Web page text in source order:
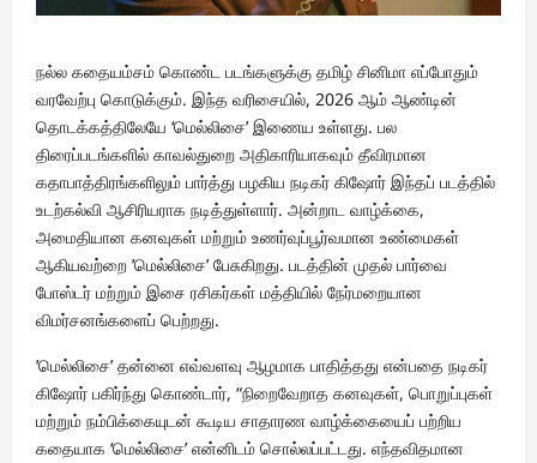
நல்ல கதையம்சம் கொண்ட படங்களுக்கு தமிழ் சினிமா எப்போதும்
வரவேற்பு கொடுக்கும். இந்த வரிசையில், 2026 ஆம் ஆண்டின்
தொடக்கத்திலேயே ‘மெல்லிசை’ இணைய உள்ளது. பல
திரைப்படங்களில் காவல்துறை அதிகாரியாகவும் தீவிரமான
கதாபாத்திரங்களிலும் பார்த்து பழகிய நடிகர் கிஷோர் இந்தப் படத்தில்
உடற்கல்வி ஆசிரியராக நடித்துள்ளார். அன்றாட வாழ்க்கை,
அமைதியான கனவுகள் மற்றும் உணர்வுப்பூர்வமான உண்மைகள்
ஆகியவற்றை ’மெல்லிசை’ பேசுகிறது. படத்தின் முதல் பார்வை
போஸ்டர் மற்றும் இசை ரசிகர்கள் மத்தியில் நேர்மறையான
விமர்சனங்களைப் பெற்றது.
’மெல்லிசை’ தன்னை எவ்வளவு ஆழமாக பாதித்தது என்பதை நடிகர்
கிஷோர் பகிர்ந்து கொண்டார், “நிறைவேறாத கனவுகள், பொறுப்புகள்
மற்றும் நம்பிக்கையுடன் கூடிய சாதாரண வாழ்க்கையைப் பற்றிய
கதையாக ‘மெல்லிசை’ என்னிடம் சொல்லப்பட்டது. எந்தவிதமான